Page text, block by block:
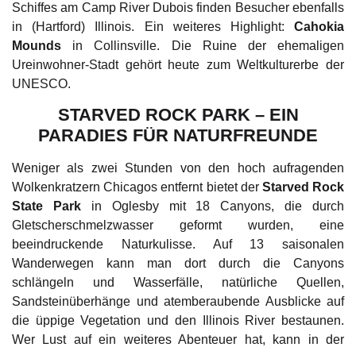
Schiffes am Camp River Dubois finden Besucher ebenfalls
in (Hartford) Illinois. Ein weiteres Highlight: Cahokia
Mounds in Collinsville. Die Ruine der ehemaligen
Ureinwohner-Stadt gehört heute zum Weltkulturerbe der
UNESCO.
STARVED ROCK PARK – EIN
PARADIES FÜR NATURFREUNDE
Weniger als zwei Stunden von den hoch aufragenden
Wolkenkratzern Chicagos entfernt bietet der Starved Rock
State Parkin Oglesby mit 18 Canyons, die durch
Gletscherschmelzwasser geformt wurden, eine
beeindruckende Naturkulisse. Auf 13 saisonalen
Wanderwegen kann man dort durch die Canyons
schlängeln und Wasserfälle, natürliche Quellen,
Sandsteinüberhänge und atemberaubende Ausblicke auf
die üppige Vegetation und den Illinois River bestaunen.
Wer Lust auf ein weiteres Abenteuer hat, kann in der